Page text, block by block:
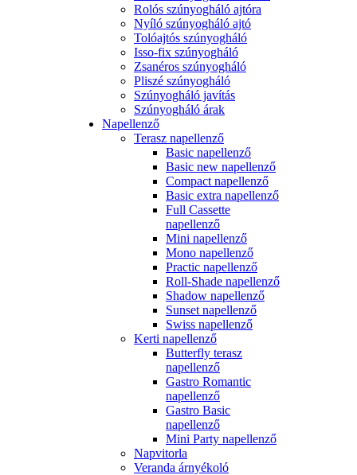
Rolós szúnyogháló ajtóra
Nyíló szúnyogháló ajtó
Tolóajtós szúnyogháló
Isso-fix szúnyogháló
Zsanéros szúnyogháló
Pliszé szúnyogháló
Szúnyogháló javítás
Szúnyogháló árak
Napellenző
Terasz napellenző
Basic napellenző
Basic new napellenző
Compact napellenző
Basic extra napellenző
Full Cassette
napellenző
Mini napellenző
Mono napellenző
Practic napellenző
Roll-Shade napellenző
Shadow napellenző
Sunset napellenző
Swiss napellenző
Kerti napellenző
Butterfly terasz
napellenző
Gastro Romantic
napellenző
Gastro Basic
napellenző
Mini Party napellenző
Napvitorla
Veranda árnyékoló